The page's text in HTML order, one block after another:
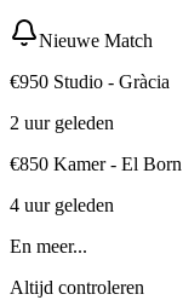
Nieuwe Match
€950 Studio - Gràcia
2 uur geleden
€850 Kamer - El Born
4 uur geleden
En meer...
Altijd controleren